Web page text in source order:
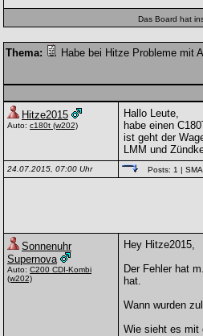
Das Board hat
Thema: Habe bei Hitze Probleme mit
Hitze2015
Auto: c180t (w202)
Hallo Leute,
habe einen
ist geht der
LMM und
24.07.2015, 07:00 Uhr Posts: 1 |
Sonnenuhr
Supernova
Auto: C200 CDI-Kombi
(w202)
Hey Hitze2015,
Der Fehler hat
hat.
Wann wurden
Wie sieht es mit